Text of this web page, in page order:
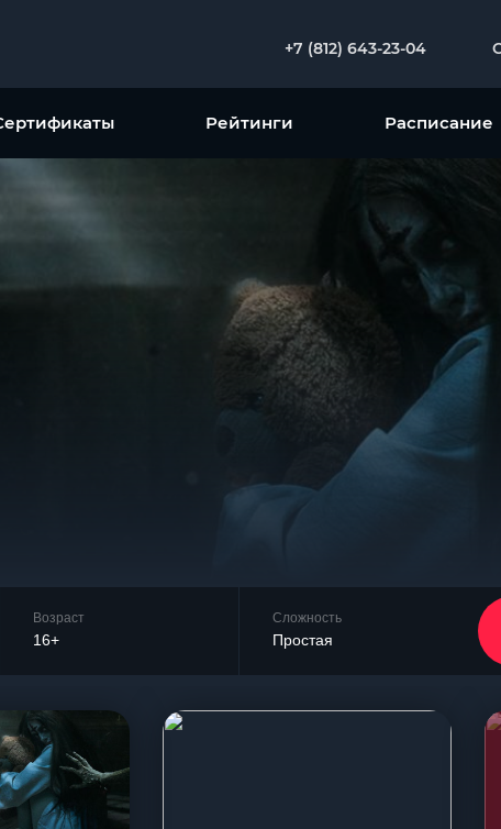
+7 (812) 643-23-04
Рейтинги Расписание
Возраст
16+
Сложность
Простая